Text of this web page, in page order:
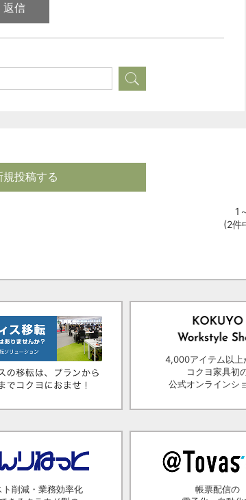
返信
投稿する
1
(2件
4,000アイテム以上
コクヨ家具初
公式オンラインシ
ト削減・業務効率化
帳票配信の